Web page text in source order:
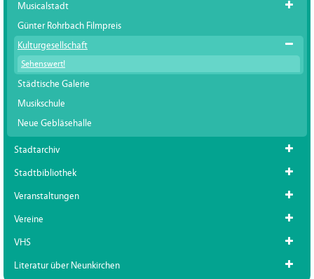
Musicalstadt
Günter Rohrbach Filmpreis
Kulturgesellschaft
Sehenswert!
Städtische Galerie
Musikschule
Neue Gebläsehalle
Stadtarchiv
Stadtbibliothek
Veranstaltungen
Vereine
VHS
Literatur über Neunkirchen